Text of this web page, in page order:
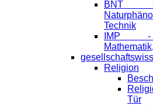
BNT -
Technik
IMP -
Religion
Tür